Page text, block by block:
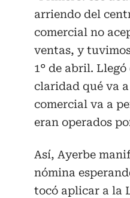
arriendo del
comercial no
ventas, y
1° de abril.
claridad qué va
comercial va a
eran operados
Así, Ayerbe
nómina
tocó aplicar a la